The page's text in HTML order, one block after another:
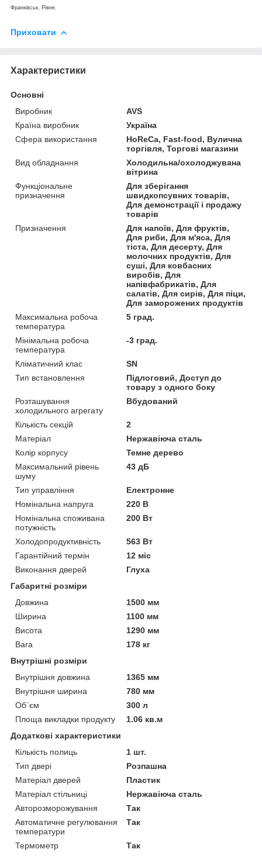
Франківськ, Рівне.
Приховати
Характеристики
Основні
Виробник
AVS
Країна виробник
Україна
Сфера використання
HoReCa, Fast-food, Вулична
торгівля, Торгові магазини
Вид обладнання
Холодильна/охолоджувана
вітрина
Функціональне
призначення
Для зберігання
швидкопсувних товарів,
Для демонстрації і продажу
товарів
Призначення
Для напоїв, Для фруктів,
Для риби, Для м'яса, Для
тіста, Для десерту, Для
молочних продуктів, Для
суші, Для ковбасних
виробів, Для
напівфабрикатів, Для
салатів, Для сирів, Для піци,
Для заморожених продуктів
Максимальна робоча
температура
5 град.
Мінімальна робоча
температура
-3 град.
Кліматичний клас
SN
Тип встановлення
Підлоговий, Доступ до
товару з одного боку
Розташування
холодильного агрегату
Вбудований
Кількість секцій
2
Матеріал
Нержавіюча сталь
Колір корпусу
Темне дерево
Максимальний рівень
шуму
43 дБ
Тип управління
Електронне
Номінальна напруга
220 В
Номінальна споживана
потужність
200 Вт
Холодопродуктивність
563 Вт
Гарантійний термін
12 міс
Виконання дверей
Глуха
Габаритні розміри
Довжина
1500 мм
Ширина
1100 мм
Висота
1290 мм
Вага
178 кг
Внутрішні розміри
Внутрішня довжина
1365 мм
Внутрішня ширина
780 мм
Об`єм
300 л
Площа викладки продукту
1.06 кв.м
Додаткові характеристики
Кількість полиць
1 шт.
Тип двері
Розпашна
Матеріал дверей
Пластик
Матеріал стільниці
Нержавіюча сталь
Авторозморожування
Так
Автоматичне регулювання
температури
Так
Термометр
Так